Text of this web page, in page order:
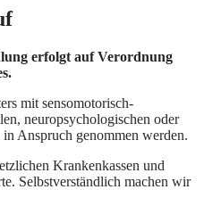
erfolgt auf Verordnung
mit sensomotorisch-
neuropsychologischen oder
Anspruch genommen werden.
Krankenkassen und
Selbstverständlich machen wir